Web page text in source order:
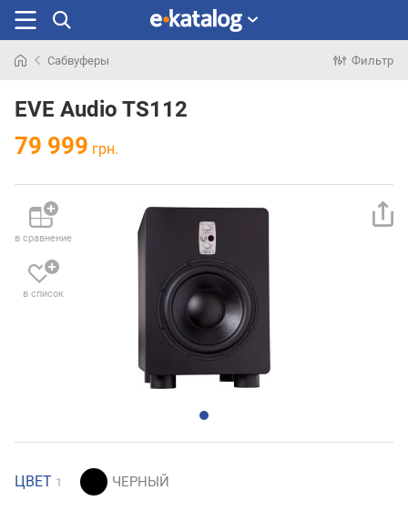
раньше
Сабвуферы Фильтр
EVE Audio TS112
79 999 грн.
в сравнение
в список
ЦВЕТ 1